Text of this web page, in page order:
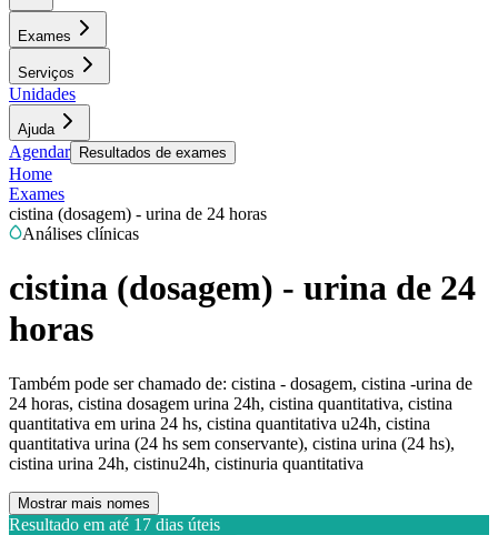
Exames
Serviços
Unidades
Ajuda
Agendar Resultados de exames
Home
Exames
cistina (dosagem) - urina de 24 horas
Análises clínicas
cistina (dosagem) - urina de 24
horas
Também pode ser chamado de: cistina - dosagem, cistina -urina de
24 horas, cistina dosagem urina 24h, cistina quantitativa, cistina
quantitativa em urina 24 hs, cistina quantitativa u24h, cistina
quantitativa urina (24 hs sem conservante), cistina urina (24 hs),
cistina urina 24h, cistinu24h, cistinuria quantitativa
Mostrar mais nomes
Resultado em até 17 dias úteis